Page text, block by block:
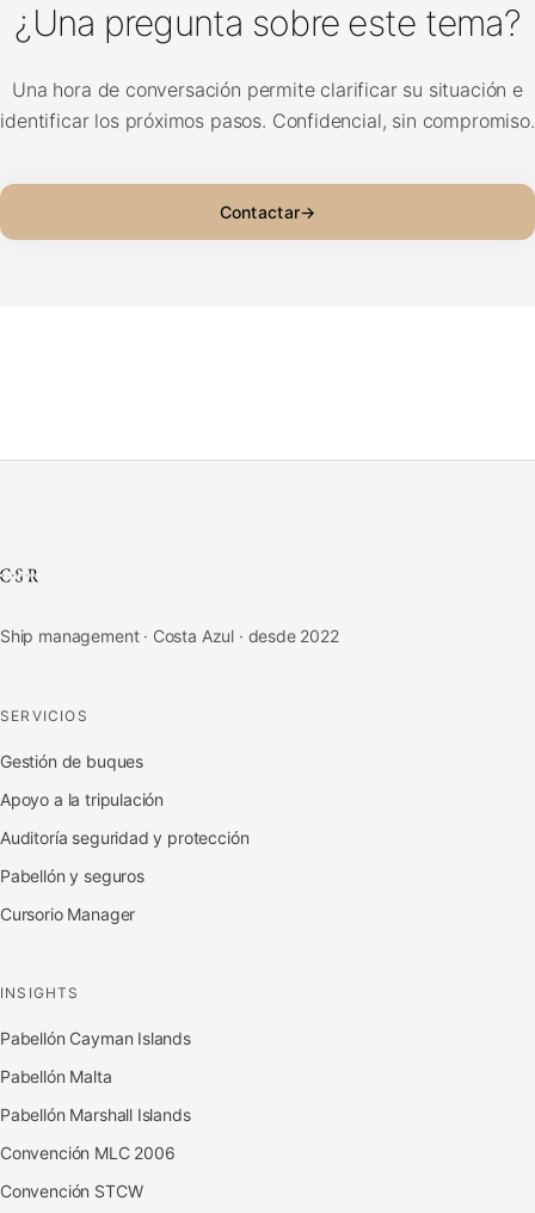
¿Una pregunta sobre este tema?
Una hora de conversación permite clarificar su situación e
identificar los próximos pasos. Confidencial, sin compromiso.
Contactar→
Ship management · Costa Azul · desde 2022
SERVICIOS
Gestión de buques
Apoyo a la tripulación
Auditoría seguridad y protección
Pabellón y seguros
Cursorio Manager
INSIGHTS
Pabellón Cayman Islands
Pabellón Malta
Pabellón Marshall Islands
Convención MLC 2006
Convención STCW